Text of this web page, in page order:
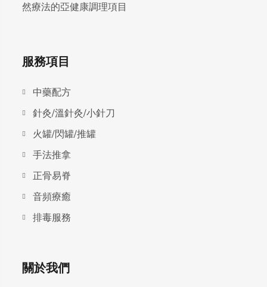
然療法的亞健康調理項目
服務項目
中藥配方
針灸/溫針灸/小針刀
火罐/閃罐/推罐
手法推拿
正骨易脊
⾳頻療癒
排毒服務
關於我們